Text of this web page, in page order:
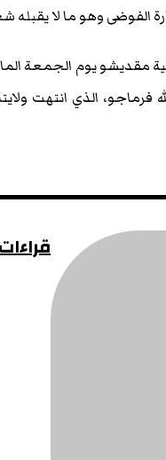
الفوضى وهو ما لا يقبله
مقديشو يوم الجمعة
الذي انتهت